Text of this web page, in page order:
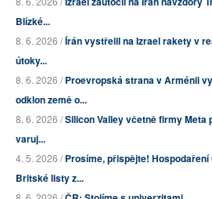
Blízké...
8. 6. 2026 /Írán vystřelil na Izrael rakety v
útoky...
8. 6. 2026 /Proevropská strana v Arménii
odklon země o...
8. 6. 2026 /Silicon Valley včetně firmy Meta
varuj...
4. 5. 2026 /Prosíme, přispějte!
Britské listy z...